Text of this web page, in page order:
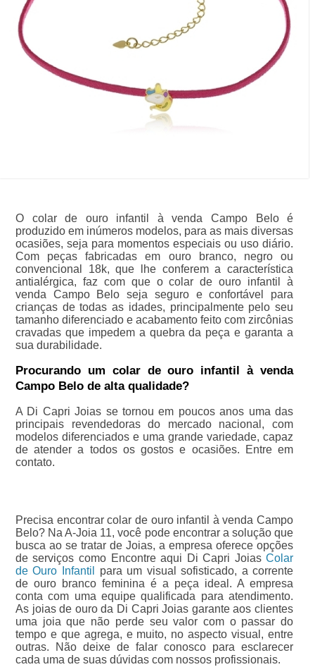
O colar de ouro infantil à venda Campo Belo é
produzido em inúmeros modelos, para as mais diversas
ocasiões, seja para momentos especiais ou uso diário.
Com peças fabricadas em ouro branco, negro ou
convencional 18k, que lhe conferem a característica
antialérgica, faz com que o colar de ouro infantil à
venda Campo Belo seja seguro e confortável para
crianças de todas as idades, principalmente pelo seu
tamanho diferenciado e acabamento feito com zircônias
cravadas que impedem a quebra da peça e garanta a
sua durabilidade.
Procurando um colar de ouro infantil à venda
Campo Belo de alta qualidade?
A Di Capri Joias se tornou em poucos anos uma das
principais revendedoras do mercado nacional, com
modelos diferenciados e uma grande variedade, capaz
de atender a todos os gostos e ocasiões. Entre em
contato.
Precisa encontrar colar de ouro infantil à venda Campo
Belo? Na A-Joia 11, você pode encontrar a solução que
busca ao se tratar de Joias, a empresa oferece opções
de serviços como Encontre aqui Di Capri JoiasColar
de Ouro Infantil
para um visual sofisticado, a corrente
de ouro branco feminina é a peça ideal. A empresa
conta com uma equipe qualificada para atendimento.
As joias de ouro da Di Capri Joias garante aos clientes
uma joia que não perde seu valor com o passar do
tempo e que agrega, e muito, no aspecto visual, entre
outras. Não deixe de falar conosco para esclarecer
cada uma de suas dúvidas com nossos profissionais.